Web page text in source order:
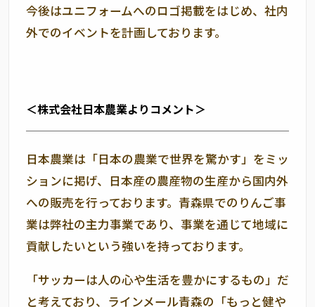
今後はユニフォームへのロゴ掲載をはじめ、社内
外でのイベントを計画しております。
＜株式会社日本農業よりコメント＞
日本農業は「日本の農業で世界を驚かす」をミッ
ションに掲げ、日本産の農産物の生産から国内外
への販売を行っております。青森県でのりんご事
業は弊社の主力事業であり、事業を通じて地域に
貢献したいという強いを持っております。
「サッカーは人の心や生活を豊かにするもの」だ
と考えており、ラインメール青森の「もっと健や